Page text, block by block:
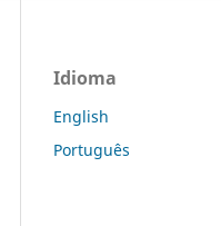
Idioma
English
Português